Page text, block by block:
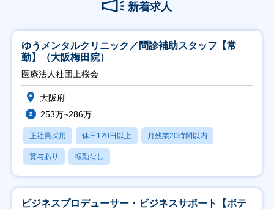
新着求人
ゆうメンタルクリニック／問診補助スタッフ【常
勤】（大阪梅田院）
医療法人社団上桜会
大阪府
253万~286万
正社員採用 休日120日以上 月残業20時間以内
賞与あり 転勤なし
ビジネスプロデューサー・ビジネスサポート【ポテ